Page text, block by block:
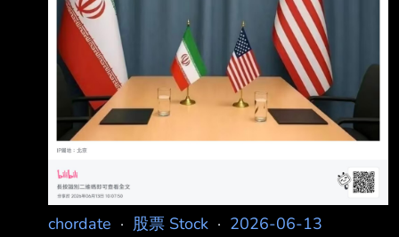
chordate · 股票 Stock · 2026-06-13